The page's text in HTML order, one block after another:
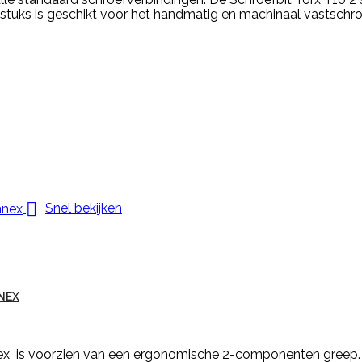
is geschikt voor het handmatig en machinaal
 Snel bekijken
is voorzien van een ergonomische 2-componenten